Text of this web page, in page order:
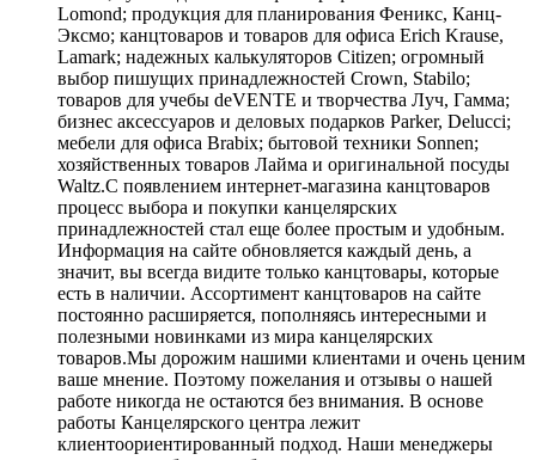
Lomond; продукция для планирования Феникс, Канц-
Эксмо; канцтоваров и товаров для офиса Erich Krause,
Lamark; надежных калькуляторов Citizen; огромный
выбор пишущих принадлежностей Crown, Stabilo;
товаров для учебы deVENTE и творчества Луч, Гамма;
бизнес аксессуаров и деловых подарков Parker, Delucci;
мебели для офиса Brabix; бытовой техники Sonnen;
хозяйственных товаров Лайма и оригинальной посуды
Waltz.С появлением интернет-магазина канцтоваров
процесс выбора и покупки канцелярских
принадлежностей стал еще более простым и удобным.
Информация на сайте обновляется каждый день, а
значит, вы всегда видите только канцтовары, которые
есть в наличии. Ассортимент канцтоваров на сайте
постоянно расширяется, пополняясь интересными и
полезными новинками из мира канцелярских
товаров.Мы дорожим нашими клиентами и очень ценим
ваше мнение. Поэтому пожелания и отзывы о нашей
работе никогда не остаются без внимания. В основе
работы Канцелярского центра лежит
клиентоориентированный подход. Наши менеджеры